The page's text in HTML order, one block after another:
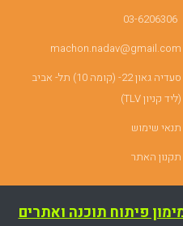
03-6206306
machon.nadav@gmail.com
סעדיה גאון 22- (קומה 10) תל- אביב
(ליד קניון TLV)
תנאי שימוש
תקנון האתר
פיתוח תוכנה ואתרים